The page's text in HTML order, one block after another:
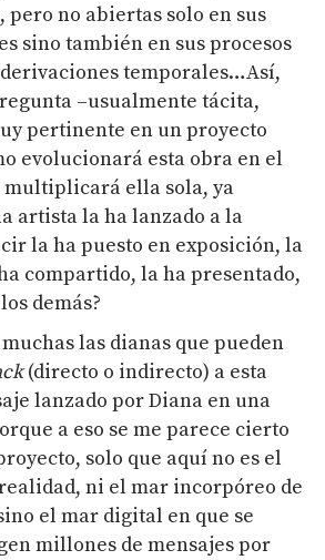
pero no abiertas solo en sus
sino también en sus procesos
temporales…Así,
–usualmente tácita,
pertinente en un proyecto
evolucionará esta obra en el
multiplicará ella sola, ya
artista la ha lanzado a la
la ha puesto en exposición, la
compartido, la ha presentado,
demás?
muchas las dianas que pueden
(directo o indirecto) a esta
lanzado por Diana en una
a eso se me parece cierto
solo que aquí no es el
ni el mar incorpóreo de
el mar digital en que se
millones de mensajes por